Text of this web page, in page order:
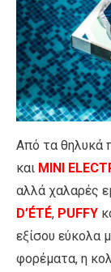
Από τα θηλυκά
και MINI
αλλά χαλαρές
D’ÉTÉ, PUFFY
εξίσου εύκολα
φορέματα, η